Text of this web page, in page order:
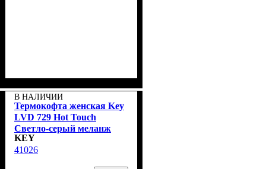
В НАЛИЧИИ
Термокофта женская Key
LVD 729 Hot Touch
Cветло-серый меланж
KEY
41026